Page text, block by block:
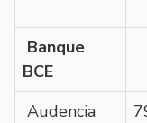
Banque
BCE
Audencia